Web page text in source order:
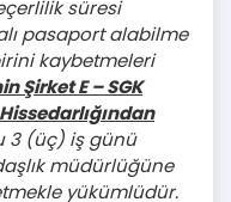
süresi
pasaport alabilme
kaybetmeleri
Şirket E – SGK
(üç) iş günü
müdürlüğüne
yükümlüdür.